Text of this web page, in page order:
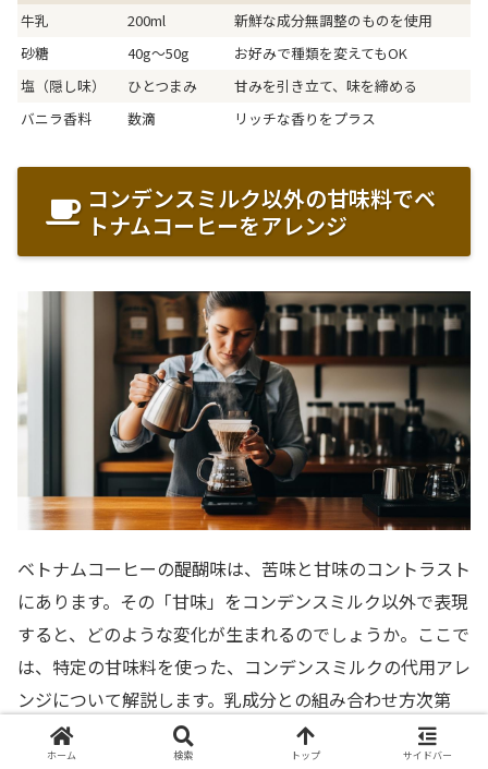
牛乳
200ml
新鮮な成分無調整のものを使用
砂糖
40g〜50g
お好みで種類を変えてもOK
塩（隠し味）
ひとつまみ
甘みを引き立て、味を締める
バニラ香料
数滴 リッチな香りをプラス
コンデンスミルク以外の甘味料でベ
トナムコーヒーをアレンジ
ベトナムコーヒーの醍醐味は、苦味と甘味のコントラスト
にあります。その「甘味」をコンデンスミルク以外で表現
すると、どのような変化が生まれるのでしょうか。ここで
は、特定の甘味料を使った、コンデンスミルクの代用アレ
ンジについて解説します。乳成分との組み合わせ方次第
で、新しい美味しさが広がります。
ホーム 検索 トップ サイドバー